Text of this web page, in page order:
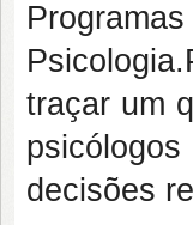
traçar um
decisões